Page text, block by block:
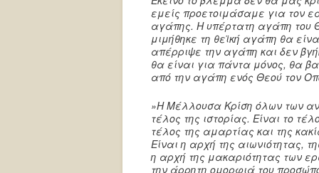
εμείς προετοιμάσαμε για τον
αγάπης. Η υπέρτατη αγάπη του
μιμήθηκε τη θεϊκή αγάπη θα
απέρριψε την αγάπη και δεν
θα είναι για πάντα μόνος, θα
από την αγάπη ενός Θεού τον
»Η Μέλλουσα Κρίση όλων των
τέλος της ιστορίας. Είναι το
τέλος της αμαρτίας και της
Είναι η αρχή της αιωνιότητας,
η αρχή της μακαριότητας των
την άρρητη ομορφιά του